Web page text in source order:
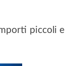
piccoli e